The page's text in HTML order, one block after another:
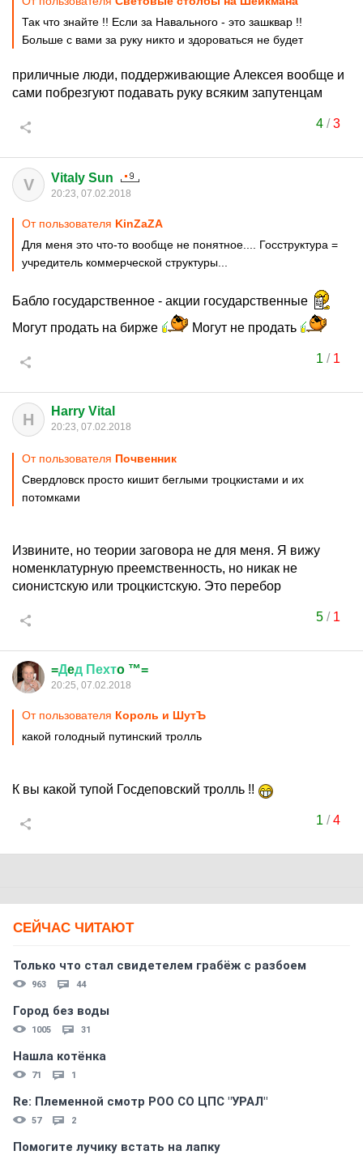
Так что знайте !! Если за Навального - это зашквар !!
Больше с вами за руку никто и здороваться не будет
приличные люди, поддерживающие Алексея вообще и
сами побрезгуют подавать руку всяким запутенцам
4/3
V Vitaly Sun
20:23, 07.02.2018
От пользователя KinZaZA
Для меня это что-то вообще не понятное.... Госструктура =
учредитель коммерческой структуры...
Бабло государственное - акции государственные
Могут продать на бирже
Могут не продать
1 / 1
H Harry Vital
20:23, 07.02.2018
От пользователя Почвенник
Свердловск просто кишит беглыми троцкистами и их
потомками
Извините, но теории заговора не для меня. Я вижу
номенклатурную преемственность, но никак не
сионистскую или троцкистскую. Это перебор
5/ 1
=Дeд Пехтo ™=
20:25, 07.02.2018
От пользователя Король и ШутЪ
какой голодный путинский тролль
К вы какой тупой Госдеповский тролль !!
1 /4
СЕЙЧАС ЧИТАЮТ
Только что стал свидетелем грабёж с разбоем
963 44
Город без воды
1005 31
Нашла котёнка
71 1
Re: Племеннoй смoтр РOO CO ЦПС "УРАЛ"
57 2
Помогите лучику встать на лапку